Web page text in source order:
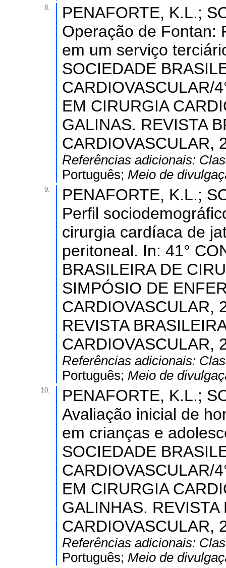
8.
PENAFORTE, K.L.;
Operação de Fontan:
em um serviço
SOCIEDADE
CARDIOVASCULAR/
EM CIRURGIA
GALINAS. REVISTA
CARDIOVASCULAR,
Referências adicionais:
Português; Meio de
9.
PENAFORTE, K.L.;
Perfil
cirurgia cardíaca de
peritoneal. In: 41°
BRASILEIRA DE
SIMPÓSIO DE
CARDIOVASCULAR,
REVISTA
CARDIOVASCULAR,
Referências adicionais:
Português; Meio de
10.
PENAFORTE, K.L.;
Avaliação inicial de
em crianças e
SOCIEDADE
CARDIOVASCULAR/
EM CIRURGIA
GALINHAS.
CARDIOVASCULAR,
Referências adicionais:
Português; Meio de